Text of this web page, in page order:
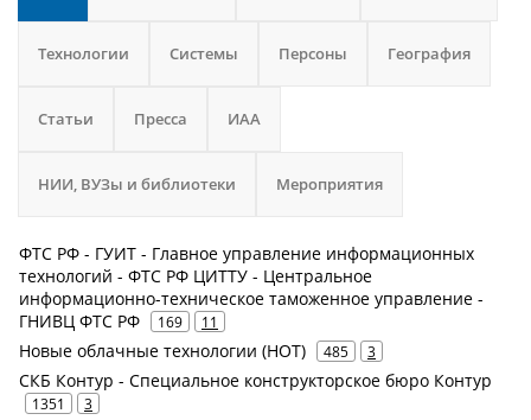
Технологии Системы Персоны География
Статьи Пресса ИАА
НИИ, ВУЗы и библиотеки Мероприятия
ФТС РФ - ГУИТ - Главное управление информационных
технологий - ФТС РФ ЦИТТУ - Центральное
информационно-техническое таможенное управление -
ГНИВЦ ФТС РФ
169 11
Новые облачные технологии (НОТ) 485 3
СКБ Контур - Специальное конструкторское бюро Контур
1351 3